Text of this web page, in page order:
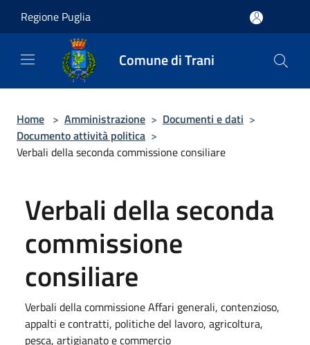
Regione Puglia
Comune di Trani
Home > Amministrazione > Documenti e dati >
Documento attività politica >
Verbali della seconda commissione consiliare
Verbali della seconda
commissione
consiliare
Verbali della commissione Affari generali, contenzioso,
appalti e contratti, politiche del lavoro, agricoltura,
pesca, artigianato e commercio